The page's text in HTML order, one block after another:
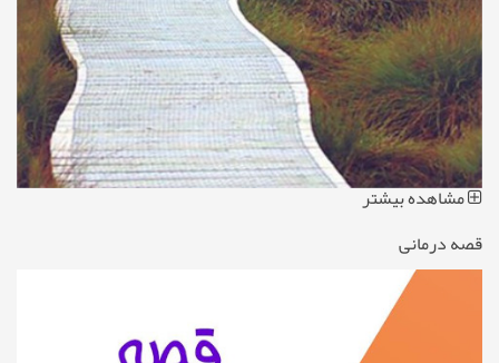
مشاهده بیشتر
قصه درمانی